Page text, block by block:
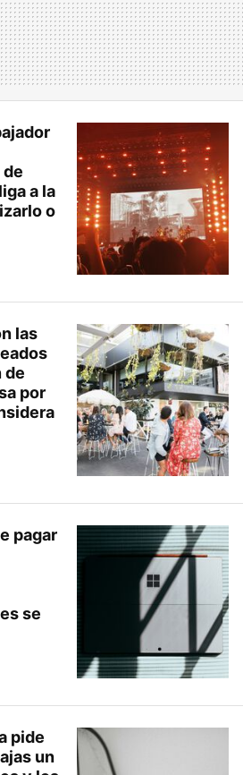
a la
o
las
de
por
pagar
se
pide
un